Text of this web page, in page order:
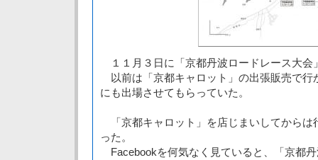
１１月３日に「京都丹波ロードレース大会
以前は「京都キャロット」の出張販売で行
にも出場させてもらっていた。
「京都キャロット」を店じまいしてからは
った。
Facebookを何気なく見ていると、「京都